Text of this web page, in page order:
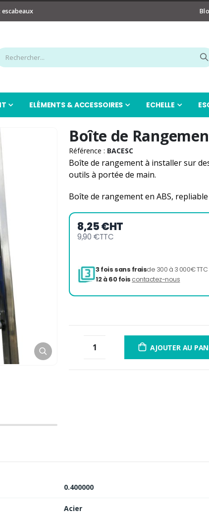
ELÉMENTS & ACCESSOIRES ECHELLE
Boîte de
Référence : BACESC
Boîte de rangement à installer sur
outils à portée de main.
Boîte de rangement en ABS,
8,25 €HT
9,90 €TTC
3 fois sans fraisde
AJOUTER AU
0.400000
Acier